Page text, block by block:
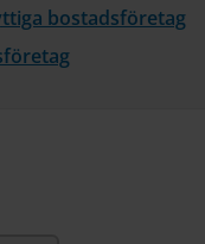
bostadsföretag